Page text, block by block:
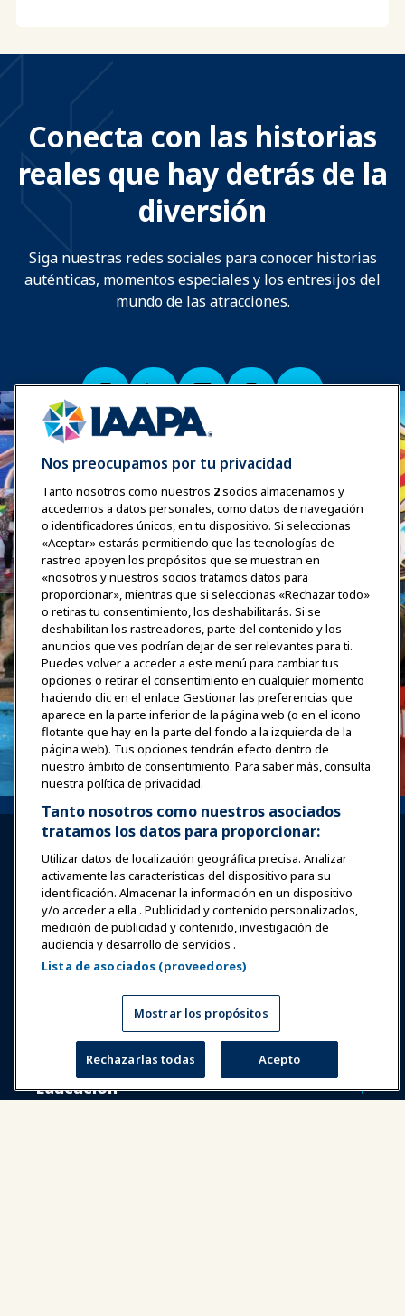
Conecta con las historias
reales que hay detrás de la
diversión
Siga nuestras redes sociales para conocer historias
auténticas, momentos especiales y los entresijos del
mundo de las atracciones.
Iniciar sesión Únete ahora
Premios Carreras
Noticias y Funworld
Educación
Nos preocupamos por tu privacidad
Tanto nosotros como nuestros 2socios almacenamos y
accedemos a datos personales, como datos de navegación
o identificadores únicos, en tu dispositivo. Si seleccionas
«Aceptar» estarás permitiendo que las tecnologías de
rastreo apoyen los propósitos que se muestran en
«nosotros y nuestros socios tratamos datos para
proporcionar», mientras que si seleccionas «Rechazar todo»
o retiras tu consentimiento, los deshabilitarás. Si se
deshabilitan los rastreadores, parte del contenido y los
anuncios que ves podrían dejar de ser relevantes para ti.
Puedes volver a acceder a este menú para cambiar tus
opciones o retirar el consentimiento en cualquier momento
haciendo clic en el enlace Gestionar las preferencias que
aparece en la parte inferior de la página web (o en el icono
flotante que hay en la parte del fondo a la izquierda de la
página web). Tus opciones tendrán efecto dentro de
nuestro ámbito de consentimiento. Para saber más, consulta
nuestra política de privacidad.
Tanto nosotros como nuestros asociados
tratamos los datos para proporcionar:
Utilizar datos de localización geográfica precisa. Analizar
activamente las características del dispositivo para su
identificación. Almacenar la información en un dispositivo
y/o acceder a ella . Publicidad y contenido personalizados,
medición de publicidad y contenido, investigación de
audiencia y desarrollo de servicios .
Lista de asociados (proveedores)
Mostrar los propósitos
Rechazarlas todas Acepto